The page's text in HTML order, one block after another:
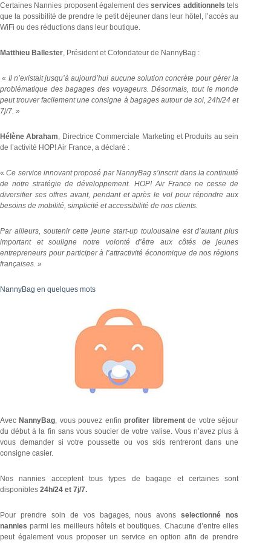
Certaines Nannies proposent également desservices additionnels tels
que la possibilité de prendre le petit déjeuner dans leur hôtel, l’accès au
WiFi ou des réductions dans leur boutique.
Matthieu Ballester , Président et Cofondateur de NannyBag :
« Il n’existait jusqu’à aujourd’hui aucune solution concrète pour gérer la
problématique des bagages des voyageurs. Désormais, tout le monde
peut trouver facilement une consigne à bagages autour de soi, 24h/24 et
7j/7. »
Hélène Abraham
, Directrice Commerciale Marketing et Produits au sein
de l’activité HOP! Air France, a déclaré :
«Ce service innovant proposé par NannyBag s’inscrit dans la continuité
de notre stratégie de développement. HOP! Air France ne cesse de
diversifier ses offres avant, pendant et après le vol pour répondre aux
besoins de mobilité, simplicité et accessibilité de nos clients.
Par ailleurs, soutenir cette jeune start-up toulousaine est d’autant plus
important et souligne notre volonté d’être aux côtés de jeunes
entrepreneurs pour participer à l’attractivité économique de nos régions
françaises. »
NannyBag en quelques mots
Avec NannyBag, vous pouvez enfinprofiter librementde votre séjour
du début à la fin sans vous soucier de votre valise. Vous n’avez plus à
vous demander si votre poussette ou vos skis rentreront dans une
consigne casier.
Nos nannies acceptent tous types de bagage et certaines sont
disponibles 24h/24 et 7j/7.
Pour prendre soin de vos bagages, nous avonsselectionné nos
nannies parmi les meilleurs hôtels et boutiques. Chacune d’entre elles
peut également vous proposer un service en option afin de prendre